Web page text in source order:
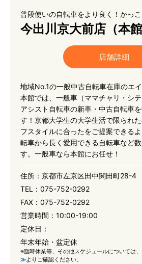
普段使いの自転車をより良く！かっこ
今出川京大前店（本館
店舗詳細
地域No.1の一般中古自転車在庫のエ
本館では、一般車（ママチャリ・シ
アシスト自転車の新車・中古自転車
す！京都大学生の大学生活で限られ
フスタイルに合ったをご提案できる
転車から長く愛用できる自転車など
す。一般車なら本館にお任せ！
住所： 京都市左京区田中関田町28-4
TEL： 075-752-0292
FAX： 075-752-0292
営業時間： 10:00-19:00
定休日：
年末年始・盆定休
※臨時休業等、その他スケジュールについては
≫よりご確認ください。